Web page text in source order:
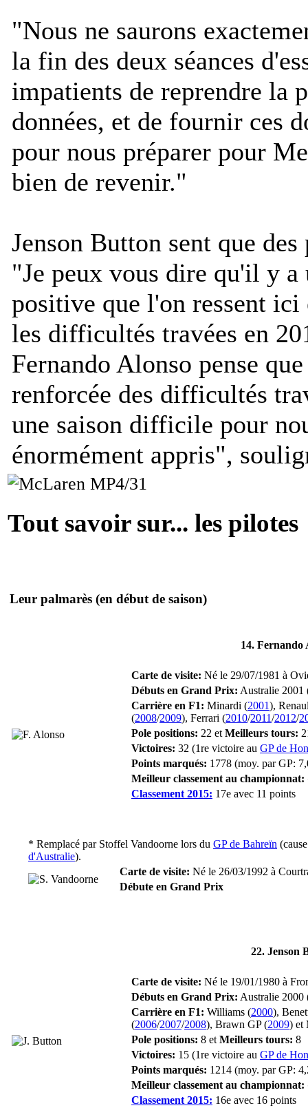
"Nous ne saurons
la fin des deux séances
impatients de reprendre la
données, et de fournir ces
pour nous préparer pour
bien de revenir."
Jenson Button sent que
"Je peux vous dire qu'il y a
positive que l'on ressent
les difficultés travées en
Fernando Alonso pense
renforcée des difficultés
une saison difficile pour
énormément appris",
Tout savoir sur... les pilotes
Leur palmarès (en début de saison)
14. Fernando
Carte de visite: Né le 29/07/1981 à
Débuts en Grand Prix: Australie
Carrière en F1: Minardi (2001),
(2008/2009), Ferrari (2010/2011/2012/
Pole positions: 22 et Meilleurs tours:
Victoires: 32 (1re victoire au GP de
Points marqués: 1778 (moy. par GP:
Meilleur classement au championnat:
Classement 2015: 17e avec 11 points
* Remplacé par Stoffel Vandoorne lors du GP de Bahreïn
d'Australie).
Carte de visite: Né le 26/03/1992 à
Débute en Grand Prix
22. Jenson
Carte de visite: Né le 19/01/1980 à
Débuts en Grand Prix: Australie
Carrière en F1: Williams (2000),
(2006/2007/2008), Brawn GP (2009) et
Pole positions: 8 et Meilleurs tours: 8
Victoires: 15 (1re victoire au GP de
Points marqués: 1214 (moy. par GP:
Meilleur classement au championnat:
Classement 2015: 16e avec 16 points